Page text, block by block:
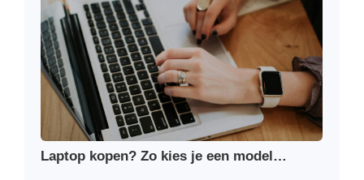
Laptop kopen? Zo kies je een model…